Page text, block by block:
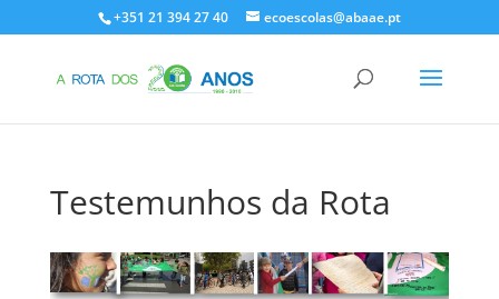
+351 21 394 27 40 ecoescolas@abaae.pt
Testemunhos da Rota